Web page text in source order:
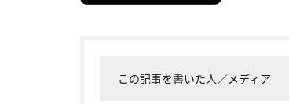
この記事を書いた人／メディア